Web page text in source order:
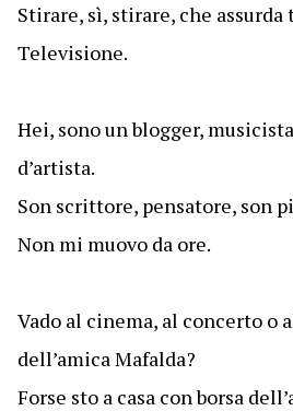
Stirare, sì, stirare, che
Televisione.
Hei, sono un blogger,
d’artista.
Son scrittore, pensatore, son
Non mi muovo da ore.
Vado al cinema, al concerto o
dell’amica Mafalda?
Forse sto a casa con borsa